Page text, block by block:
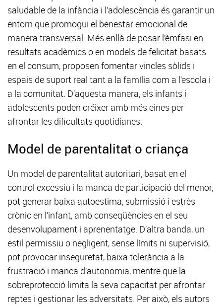
saludable de la infància i l’adolescència és garantir un
entorn que promogui el benestar emocional de
manera transversal. Més enllà de posar l’èmfasi en
resultats acadèmics o en models de felicitat basats
en el consum, proposen fomentar vincles sòlids i
espais de suport real tant a la família com a l’escola i
a la comunitat. D’aquesta manera, els infants i
adolescents poden créixer amb més eines per
afrontar les dificultats quotidianes.
Model de parentalitat o criança
Un model de parentalitat autoritari, basat en el
control excessiu i la manca de participació del menor,
pot generar baixa autoestima, submissió i estrès
crònic en l’infant, amb conseqüències en el seu
desenvolupament i aprenentatge. D’altra banda, un
estil permissiu o negligent, sense límits ni supervisió,
pot provocar inseguretat, baixa tolerància a la
frustració i manca d’autonomia, mentre que la
sobreprotecció limita la seva capacitat per afrontar
reptes i gestionar les adversitats. Per això, els autors